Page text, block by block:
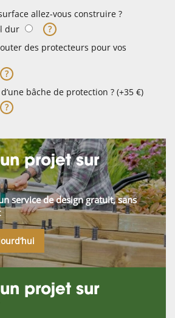
allez-vous construire ?
dur
?
des protecteurs pour vos
?
bâche de protection ? (+35 €)
?
projet sur
service de design gratuit, sans
projet sur